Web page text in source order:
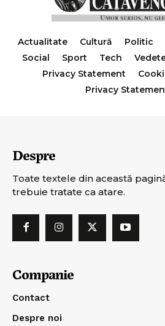
Actualitate Cultură Politic
Social
Sport Tech
Privacy Statement
Privacy
Despre
Toate textele din această
trebuie tratate ca atare.
Companie
Contact
Despre noi